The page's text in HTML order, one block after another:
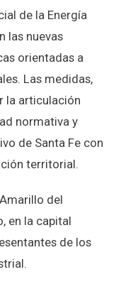
de la Energía
las nuevas
orientadas a
Las medidas,
la articulación
normativa y
de Santa Fe con
territorial.
del
en la capital
de los